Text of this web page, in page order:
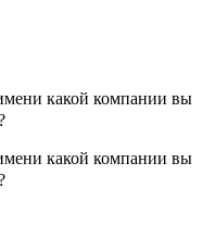
какой компании вы
какой компании вы